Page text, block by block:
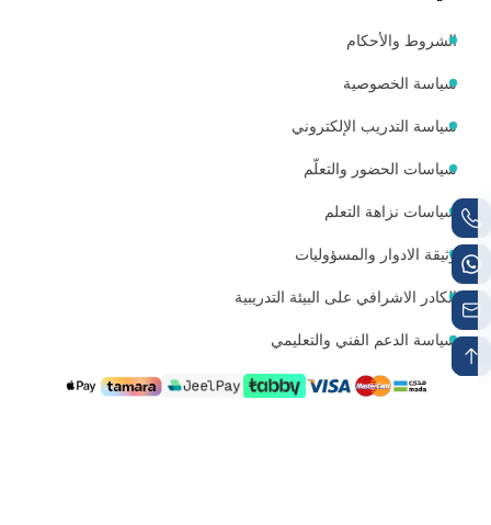
الشروط والأحكام
سياسة الخصوصية
سياسة التدريب الإلكتروني
سياسات الحضور والتعلّم
سياسات نزاهة التعلم
وثيقة الادوار والمسؤوليات
الكادر الاشرافي على البيئة التدريبية
سياسة الدعم الفني والتعليمي